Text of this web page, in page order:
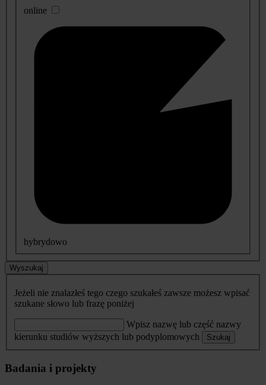
online
hybrydowo
Wyszukaj
Jeżeli nie znalazłeś tego czego szukałeś zawsze możesz wpisać
szukane słowo lub frazę poniżej
Wpisz nazwę lub część nazwy
kierunku studiów wyższych lub podyplomowych
Szukaj
Badania i projekty